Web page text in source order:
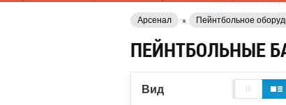
Арсенал Пейнтбольное
ПЕЙНТБОЛЬНЫЕ
Вид